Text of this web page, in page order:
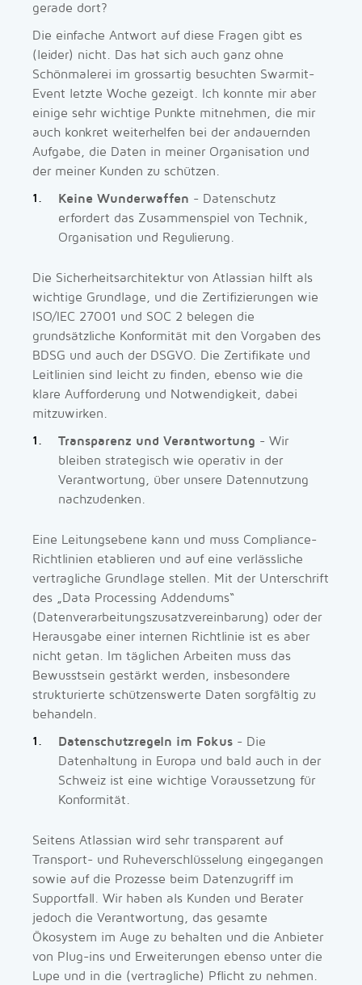
gerade dort?
Die einfache Antwort auf diese Fragen gibt es
(leider) nicht. Das hat sich auch ganz ohne
Schönmalerei im grossartig besuchten Swarmit-
Event letzte Woche gezeigt. Ich konnte mir aber
einige sehr wichtige Punkte mitnehmen, die mir
auch konkret weiterhelfen bei der andauernden
Aufgabe, die Daten in meiner Organisation und
der meiner Kunden zu schützen.
Keine Wunderwaffen - Datenschutz
erfordert das Zusammenspiel von Technik,
Organisation und Regulierung.
Die Sicherheitsarchitektur von Atlassian hilft als
wichtige Grundlage, und die Zertifizierungen wie
ISO/IEC 27001 und SOC 2 belegen die
grundsätzliche Konformität mit den Vorgaben des
BDSG und auch der DSGVO. Die Zertifikate und
Leitlinien sind leicht zu finden, ebenso wie die
klare Aufforderung und Notwendigkeit, dabei
mitzuwirken.
Transparenz und Verantwortung - Wir
bleiben strategisch wie operativ in der
Verantwortung, über unsere Datennutzung
nachzudenken.
Eine Leitungsebene kann und muss Compliance-
Richtlinien etablieren und auf eine verlässliche
vertragliche Grundlage stellen. Mit der Unterschrift
des „Data Processing Addendums“
(Datenverarbeitungszusatzvereinbarung) oder der
Herausgabe einer internen Richtlinie ist es aber
nicht getan. Im täglichen Arbeiten muss das
Bewusstsein gestärkt werden, insbesondere
strukturierte schützenswerte Daten sorgfältig zu
behandeln.
Datenschutzregeln im Fokus - Die
Datenhaltung in Europa und bald auch in der
Schweiz ist eine wichtige Voraussetzung für
Konformität.
Seitens Atlassian wird sehr transparent auf
Transport- und Ruheverschlüsselung eingegangen
sowie auf die Prozesse beim Datenzugriff im
Supportfall. Wir haben als Kunden und Berater
jedoch die Verantwortung, das gesamte
Ökosystem im Auge zu behalten und die Anbieter
von Plug-ins und Erweiterungen ebenso unter die
Lupe und in die (vertragliche) Pflicht zu nehmen.